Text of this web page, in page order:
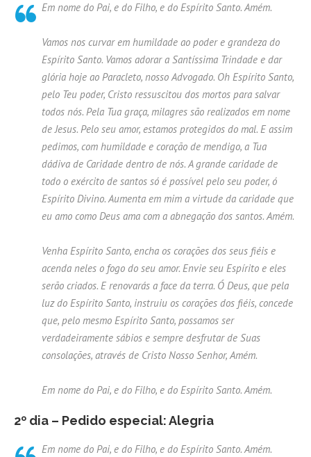
Em nome do Pai, e do Filho, e do Espírito Santo. Amém.
Vamos nos curvar em humildade ao poder e grandeza do
Espírito Santo. Vamos adorar a Santíssima Trindade e dar
glória hoje ao Paracleto, nosso Advogado. Oh Espírito Santo,
pelo Teu poder, Cristo ressuscitou dos mortos para salvar
todos nós. Pela Tua graça, milagres são realizados em nome
de Jesus. Pelo seu amor, estamos protegidos do mal. E assim
pedimos, com humildade e coração de mendigo, a Tua
dádiva de Caridade dentro de nós. A grande caridade de
todo o exército de santos só é possível pelo seu poder, ó
Espírito Divino. Aumenta em mim a virtude da caridade que
eu amo como Deus ama com a abnegação dos santos. Amém.
Venha Espírito Santo, encha os corações dos seus fiéis e
acenda neles o fogo do seu amor. Envie seu Espírito e eles
serão criados. E renovarás a face da terra. Ó Deus, que pela
luz do Espírito Santo, instruiu os corações dos fiéis, concede
que, pelo mesmo Espírito Santo, possamos ser
verdadeiramente sábios e sempre desfrutar de Suas
consolações, através de Cristo Nosso Senhor, Amém.
Em nome do Pai, e do Filho, e do Espírito Santo. Amém.
2º dia – Pedido especial: Alegria
Em nome do Pai, e do Filho, e do Espírito Santo. Amém.